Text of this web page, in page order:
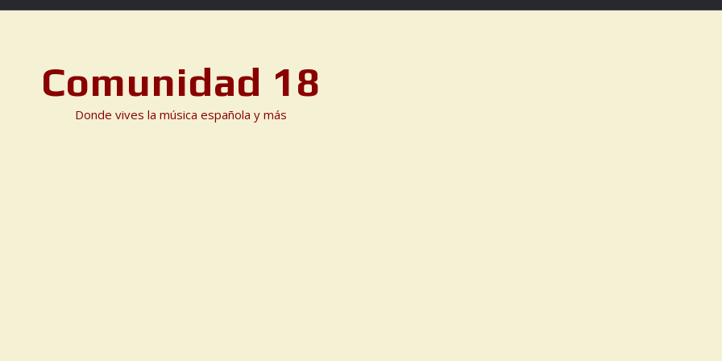
Comunidad 18
Donde vives la música española y más